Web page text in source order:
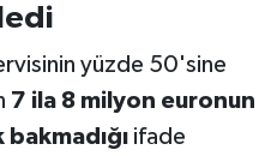
yüzde 50'sine
7 ila 8 milyon euronun
ifade